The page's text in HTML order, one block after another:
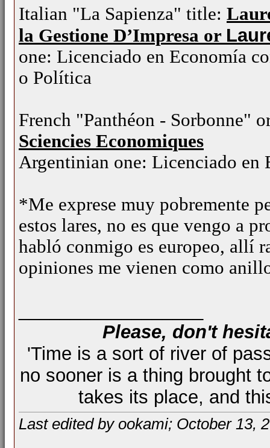
Italian "La Sapienza" title:
la Gestione D’Impresa or
one: Licenciado en Economía
o Política
French "Panthéon - Sorbonne"
Sciencies Economiques
Argentinian one: Licenciado en
*Me exprese muy pobremente
estos lares, no es que vengo a
habló conmigo es europeo, allí
opiniones me vienen como
Please, don't
'Time is a sort of river of
no sooner is a thing brought
takes its place, and
Last edited by ookami; October 13,